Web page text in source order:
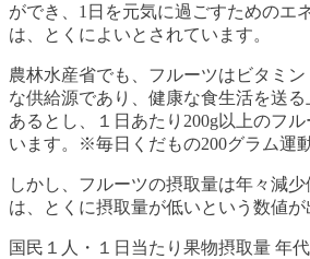
ができ、1日を元気に過ごすためのエ
は、とくによいとされています。
農林水産省でも、フルーツはビタミ
な供給源であり、健康な食生活を送
あるとし、１日あたり200g以上のフ
います。※毎日くだもの200グラム運
しかし、フルーツの摂取量は年々減
は、とくに摂取量が低いという数値が
国民１人・１日当たり果物摂取量 年代